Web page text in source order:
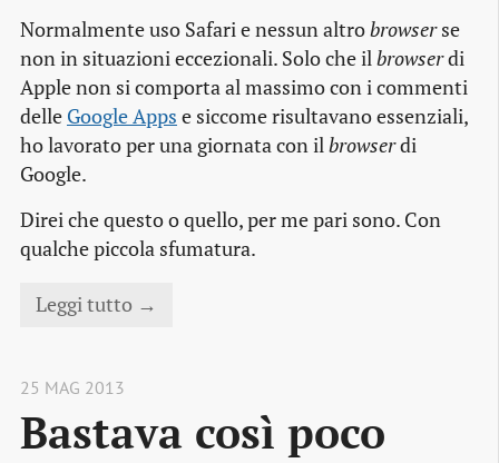
Normalmente uso Safari e nessun altrobrowserse
non in situazioni eccezionali. Solo che ilbrowserdi
Apple non si comporta al massimo con i commenti
delle Google Apps e siccome risultavano essenziali,
ho lavorato per una giornata con ilbrowserdi
Google.
Direi che questo o quello, per me pari sono. Con
qualche piccola sfumatura.
Leggi tutto →
25 MAG 2013
Bastava così poco